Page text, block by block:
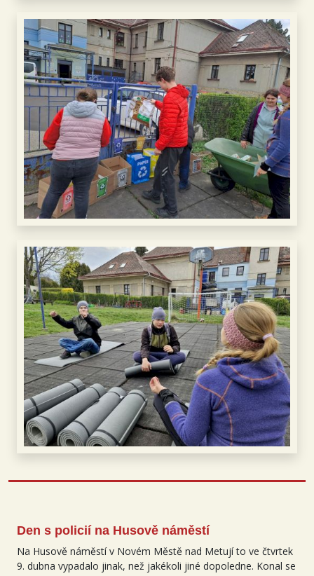
Den s policií na Husově náměstí
Na Husově náměstí v Novém Městě nad Metují to ve čtvrtek
9. dubna vypadalo jinak, než jakékoli jiné dopoledne. Konal se